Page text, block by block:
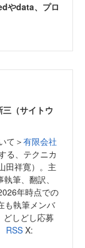
やdata、プロ
（サイトウ
て＞有限会社
る、テクニカ
田祥寛）。主
筆、翻訳、
年時点での
も執筆メンバ
どしどし応募
RSS X: